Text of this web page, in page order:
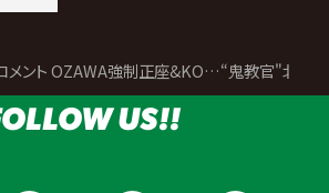
う止めてくれ! 清宮､止めろーー
宮…｡今日リングに北宮がい
よな? おい､俺にすごい張り手を
ああ､思い出す…思い出す…あ